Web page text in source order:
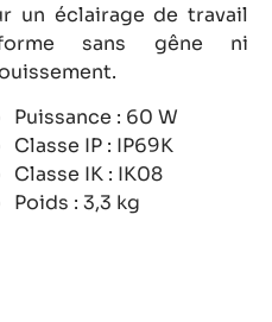
un éclairage de travail
sans gêne ni
Puissance : 60 W
Classe IP : IP69K
Classe IK : IK08
Poids : 3,3 kg